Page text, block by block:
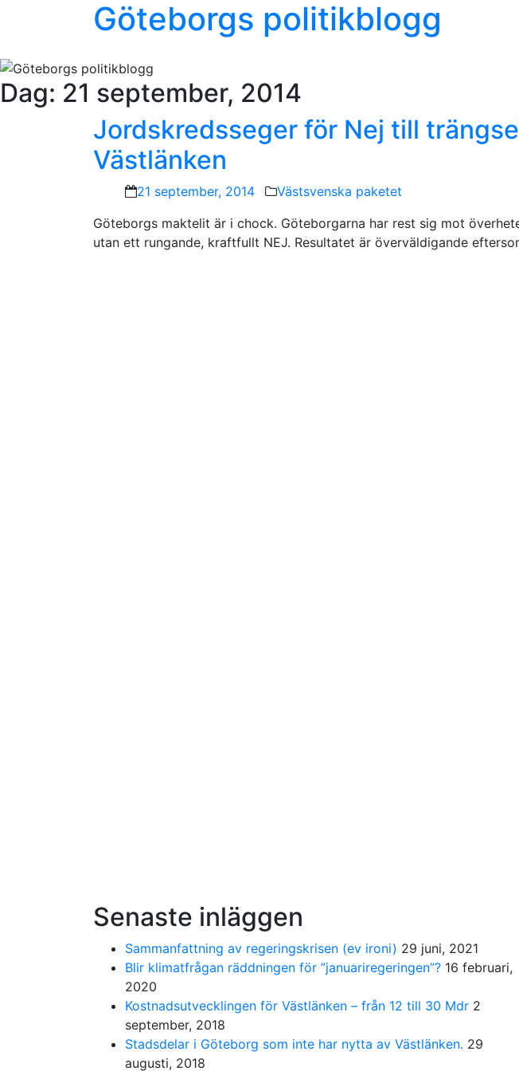
Göteborgs politikblogg
Dag: 21 september, 2014
Jordskredsseger för Nej till
Västlänken
21 september, 2014
Västsvenska paketet
Göteborgs maktelit är i chock. Göteborgarna har rest sig mot
utan ett rungande, kraftfullt NEJ. Resultatet är överväldigande
Senaste inläggen
Sammanfattning av regeringskrisen (ev ironi) 29 juni, 2021
Blir klimatfrågan räddningen för ”januariregeringen”? 16 februari,
2020
Kostnadsutvecklingen för Västlänken – från 12 till 30 Mdr 2
september, 2018
Stadsdelar i Göteborg som inte har nytta av Västlänken. 29
augusti, 2018